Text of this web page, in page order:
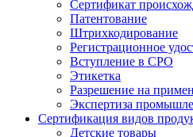
Сертификат
Патентование
Штрихкодирование
Регистрационное
Вступление в СРО
Этикетка
Разрешение на
Экспертиза
Сертификация видов
Детские товары